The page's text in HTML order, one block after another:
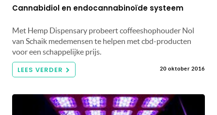
Cannabidiol en endocannabinoïde systeem
Met Hemp Dispensary probeert coffeeshophouder Nol
van Schaik medemensen te helpen met cbd-producten
voor een schappelijke prijs.
LEES VERDER 20 oktober 2016